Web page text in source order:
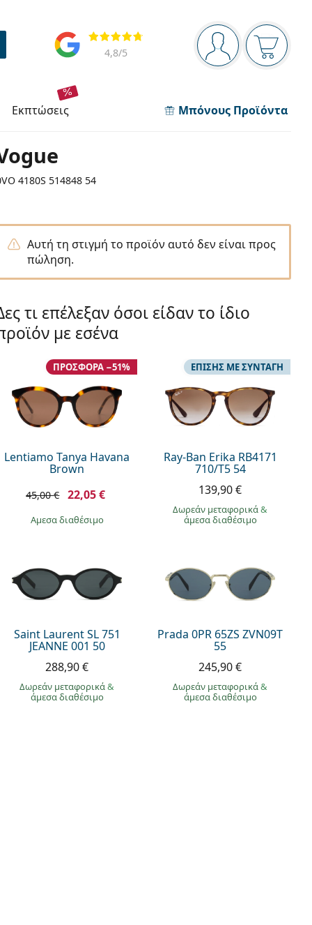
Πίνακας πλοήγησης
Είστε
Το
Αξιολογήσεις
4,8/5
εκπτώσεις Μπόνους Προϊόντα
4180S 514848 54
Αυτή τη στιγμή το προϊόν αυτό δεν είναι προς
πώληση.
τι επέλεξαν όσοι είδαν το ίδιο
με εσένα
Lentiamo Tanya Havana
Brown
ΠΡΟΣΦΟΡΆ −51%
45,00 € 22,05 €
άμεσα διαθέσιμο
Ray-Ban Erika RB4171
710/T5 54
ΕΠΊΣΗΣ ΜΕ ΣΥΝΤΑΓΉ
139,90 €
Δωρεάν μεταφορικά&
άμεσα διαθέσιμο
Saint Laurent SL 751
JEANNE 001 50
288,90 €
Δωρεάν μεταφορικά&
άμεσα διαθέσιμο
Prada 0PR 65ZS ZVN09T
55
245,90 €
Δωρεάν μεταφορικά&
άμεσα διαθέσιμο